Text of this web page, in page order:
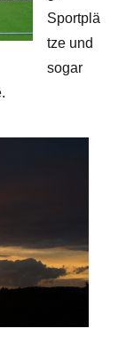
Sportplä
tze und
sogar